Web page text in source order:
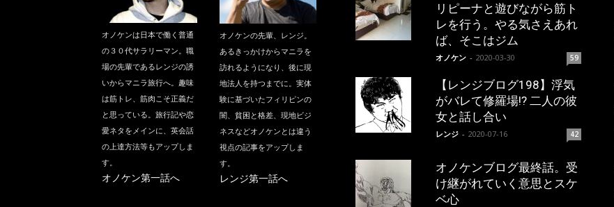
オノケンは日本で働く普通
の３０代サラリーマン。職
場の先輩であるレンジの誘
いからマニラ旅行へ。趣味
は筋トレ、筋肉こそ正義だ
と思っている。旅行記や恋
愛ネタをメインに、英会話
の上達方法等もアップしま
す。
オノケン第一話へ
オノケンの先輩、レンジ。
あるきっかけからマニラを
訪れるようになり、後に現
地法人を持つまでに。実体
験に基づいたフィリピンの
闇、貧困と格差、現地ビジ
ネスなどオノケンとは違う
視点の記事をアップしま
す。
レンジ第一話へ
リピーナと遊びながら筋ト
レを行う。やる気さえあれ
ば、そこはジム
オノケン - 2020-03-30 59
【レンジブログ198】浮気
がバレて修羅場!? 二人の彼
女と話し合い
レンジ - 2020-07-16 42
オノケンブログ最終話。受
け継がれていく意思とスケ
ベ心